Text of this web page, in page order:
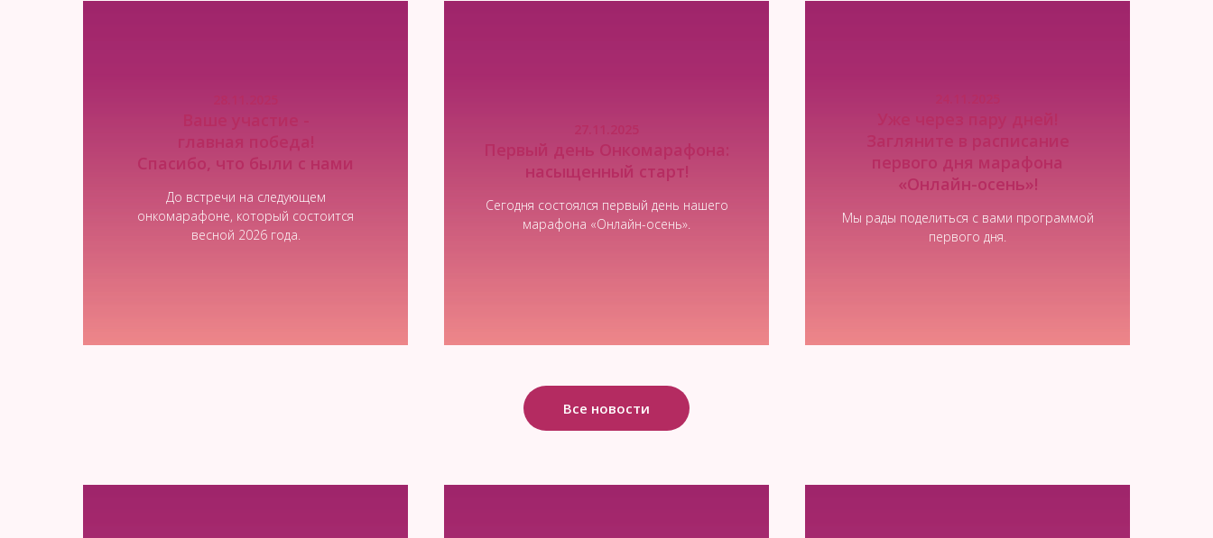
Спасибо, что были с нами
До встречи на следующем
онкомарафоне, который состоится
весной 2026 года.
Читать новость
Первый день Онкомарафона:
насыщенный старт!
Сегодня состоялся первый день нашего
марафона «Онлайн-осень».
Читать новость
первого дня марафона
«Онлайн-осень»!
Мы рады поделиться с вами программой
первого дня.
Читать новость
Все новости